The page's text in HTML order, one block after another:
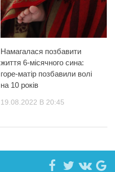
Намагалася позбавити
життя 6-місячного сина:
горе-матір позбавили волі
на 10 років
19.08.2022 В 20:45